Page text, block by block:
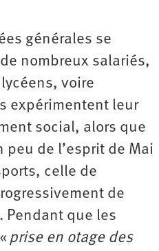
générales se
nombreux salariés,
voire
expérimentent leur
social, alors que
peu de l’esprit de Mai
celle de
de
Pendant que les
prise en otage des